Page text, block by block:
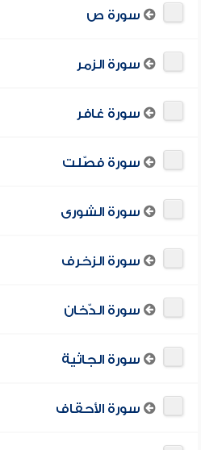
سورة ص
سورة الزمر
سورة غافر
سورة فصّلت
سورة الشورى
سورة الزخرف
سورة الدّخان
سورة الجاثية
سورة الأحقاف